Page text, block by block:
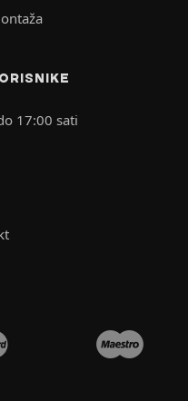
17:00 sati